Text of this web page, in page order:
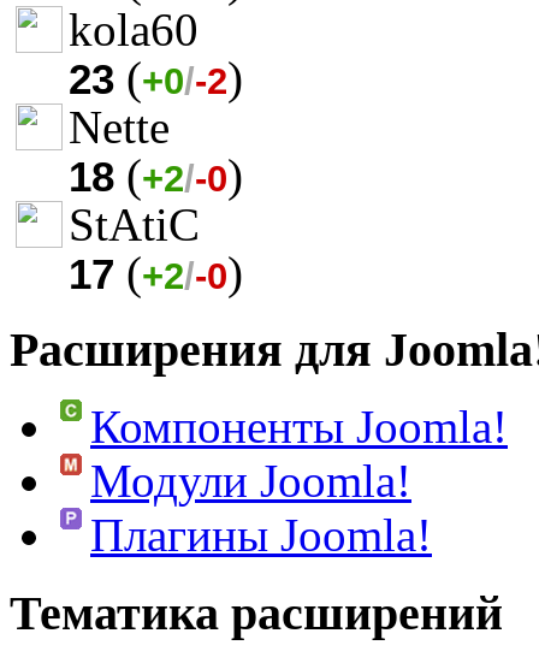
kola60
23 (+0/-2)
Nette
18 (+2/-0)
StAtiC
17 (+2/-0)
Расширения для
Компоненты Joomla!
Модули Joomla!
Плагины Joomla!
Тематика расширений